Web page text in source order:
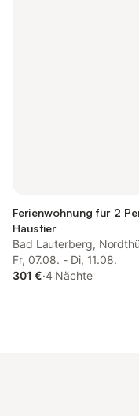
Ferienwohnung für 2
Haustier
Bad Lauterberg,
(Deutschland)
Fr, 07.08. - Di, 11.08.
301 €·4 Nächte